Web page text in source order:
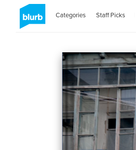
Categories Staff Picks